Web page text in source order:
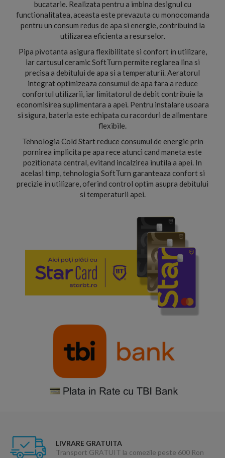
bucatarie. Realizata pentru a imbina designul cu
functionalitatea, aceasta este prevazuta cu monocomanda
pentru un consum redus de apa si energie, contribuind la
utilizarea eficienta a resurselor.
Pipa pivotanta asigura flexibilitate si confort in utilizare,
iar cartusul ceramic SoftTurn permite reglarea lina si
precisa a debitului de apa si a temperaturii. Aeratorul
integrat optimizeaza consumul de apa fara a reduce
confortul utilizarii, iar limitatorul de debit contribuie la
economisirea suplimentara a apei. Pentru instalare usoara
si sigura, bateria este echipata cu racorduri de alimentare
flexibile.
Tehnologia Cold Start reduce consumul de energie prin
pornirea implicita pe apa rece atunci cand maneta este
pozitionata central, evitand incalzirea inutila a apei. In
acelasi timp, tehnologia SoftTurn garanteaza confort si
precizie in utilizare, oferind control optim asupra debitului
si temperaturii apei.
LIVRARE GRATUITA
Transport GRATUIT la comezile peste 600 Ron